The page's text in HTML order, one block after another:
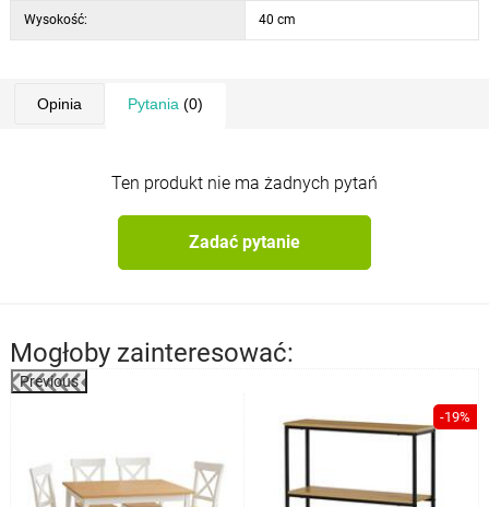
Wysokość: 40 cm
Opinia Pytania (0)
Ten produkt nie ma żadnych pytań
Zadać pytanie
Mogłoby zainteresować:
Previous
-19%